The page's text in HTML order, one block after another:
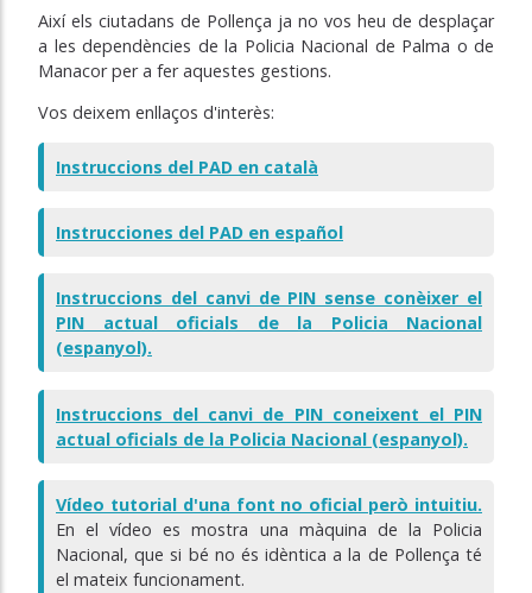
Així els ciutadans de Pollença ja no vos heu de desplaçar
a les dependències de la Policia Nacional de Palma o de
Manacor per a fer aquestes gestions.
Vos deixem enllaços d'interès:
Instruccions del PAD en català
Instrucciones del PAD en español
Instruccions del canvi de PIN sense conèixer el
PIN actual oficials de la Policia Nacional
(espanyol).
Instruccions del canvi de PIN coneixent el PIN
actual oficials de la Policia Nacional (espanyol).
Vídeo tutorial d'una font no oficial però intuitiu.
En el vídeo es mostra una màquina de la Policia
Nacional, que si bé no és idèntica a la de Pollença té
el mateix funcionament.